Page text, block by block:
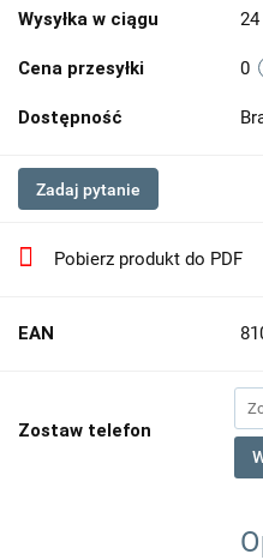
Wysyłka w ciągu
Cena przesyłki 0
Dostępność
Zadaj pytanie
Pobierz produkt do PDF
EAN
Zostaw telefon